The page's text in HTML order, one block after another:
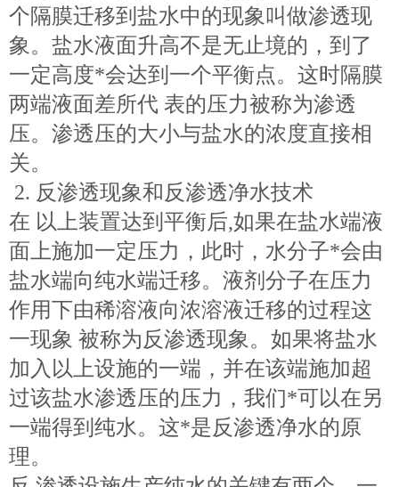
个隔膜迁移到盐水中的现象叫做渗透现
象。盐水液面升高不是无止境的，到了
一定高度*会达到一个平衡点。这时隔膜
两端液面差所代 表的压力被称为渗透
压。渗透压的大小与盐水的浓度直接相
关。
2. 反渗透现象和反渗透净水技术
在 以上装置达到平衡后,如果在盐水端液
面上施加一定压力，此时，水分子*会由
盐水端向纯水端迁移。液剂分子在压力
作用下由稀溶液向浓溶液迁移的过程这
一现象 被称为反渗透现象。如果将盐水
加入以上设施的一端，并在该端施加超
过该盐水渗透压的压力，我们*可以在另
一端得到纯水。这*是反渗透净水的原
理。